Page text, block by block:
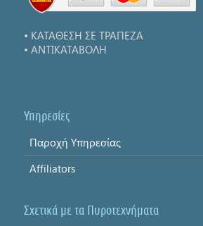
• ΚΑΤΑΘΕΣΗ ΣΕ ΤΡΑΠΕΖΑ
• ΑΝΤΙΚΑΤΑΒΟΛΗ
Υπηρεσίες
Παροχή Υπηρεσίας
Affiliators
Σχετικά με τα Πυροτεχνήματα